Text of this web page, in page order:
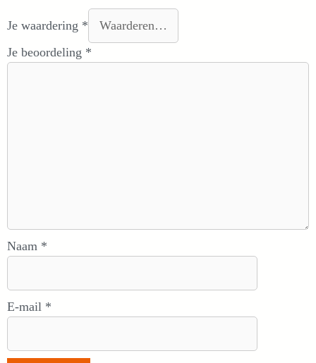
Je waardering *
Je beoordeling *
Naam *
E-mail *